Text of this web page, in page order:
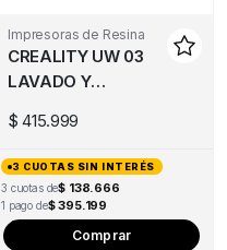
Impresoras de Resina
CREALITY UW 03
LAVADO Y
$ 415.999
3 CUOTAS SIN INTERÉS
3 cuotas de$ 138.666
1 pago de$ 395.199
Comprar